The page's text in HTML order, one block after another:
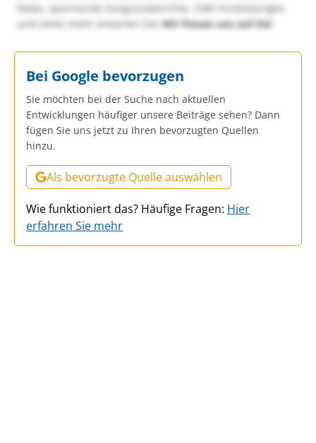
News, spannende Kongressberichte, CME-Fortbildungen
und vieles mehr erwarten Sie!Wir freuen uns auf Sie!
Bei Google bevorzugen
Sie möchten bei der Suche nach aktuellen
Entwicklungen häufiger unsere Beiträge sehen? Dann
fügen Sie uns jetzt zu Ihren bevorzugten Quellen
hinzu.
Als bevorzugte Quelle auswählen
Wie funktioniert das? Häufige Fragen: Hier
erfahren Sie mehr